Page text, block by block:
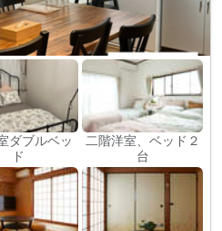
ダブルベッ
ド
二階洋室、ベッド２
台